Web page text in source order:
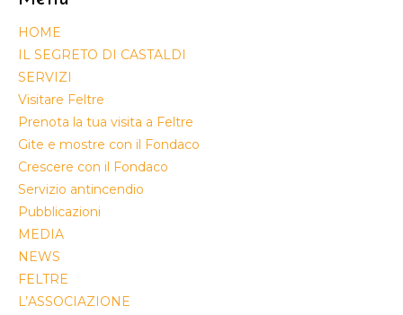
HOME
IL SEGRETO DI CASTALDI
SERVIZI
Visitare Feltre
Prenota la tua visita a Feltre
Gite e mostre con il Fondaco
Crescere con il Fondaco
Servizio antincendio
Pubblicazioni
MEDIA
NEWS
FELTRE
L’ASSOCIAZIONE